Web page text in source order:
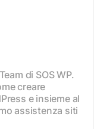
di SOS WP.
creare
e insieme al
assistenza siti